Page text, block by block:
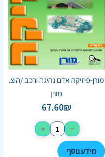
מורן-פיזיקה אדם נהיגה ורכב /הוצ.
מורן
67.60₪
−
+
מידע נוסף